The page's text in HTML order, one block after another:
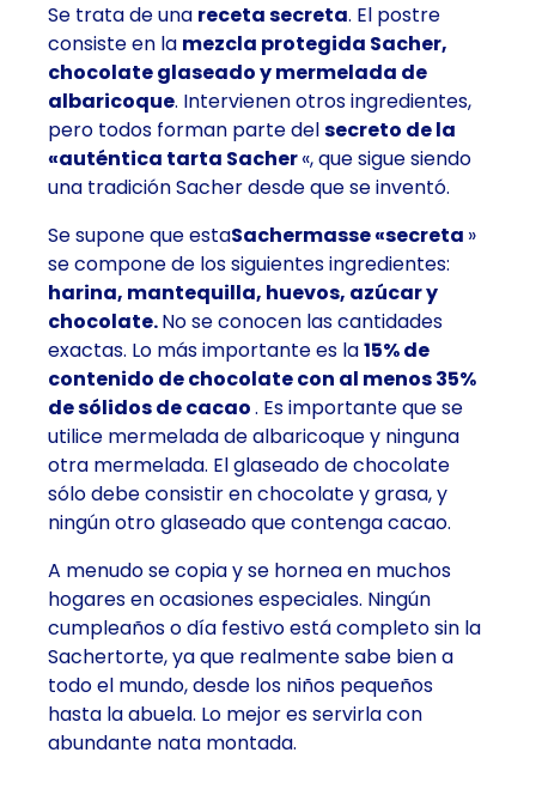
Se trata de una receta secreta. El postre
consiste en la mezcla protegida Sacher,
chocolate glaseado y mermelada de
albaricoque. Intervienen otros ingredientes,
pero todos forman parte delsecreto de la
«auténtica tarta Sacher«, que sigue siendo
una tradición Sacher desde que se inventó.
Se supone que estaSachermasse «secreta »
se compone de los siguientes ingredientes:
harina, mantequilla, huevos, azúcar y
chocolate.No se conocen las cantidades
exactas. Lo más importante es la15% de
contenido de chocolate con al menos 35%
de sólidos de cacao. Es importante que se
utilice mermelada de albaricoque y ninguna
otra mermelada. El glaseado de chocolate
sólo debe consistir en chocolate y grasa, y
ningún otro glaseado que contenga cacao.
A menudo se copia y se hornea en muchos
hogares en ocasiones especiales. Ningún
cumpleaños o día festivo está completo sin la
Sachertorte, ya que realmente sabe bien a
todo el mundo, desde los niños pequeños
hasta la abuela. Lo mejor es servirla con
abundante nata montada.